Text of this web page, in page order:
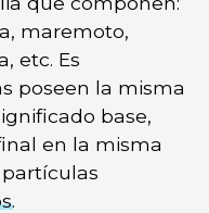
maremoto,
etc. Es
poseen la misma
base,
en la misma
.